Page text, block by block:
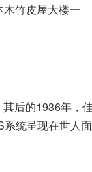
竹皮屋大楼一
后的1936年，
统呈现在世人